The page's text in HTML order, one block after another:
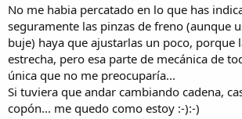
No me habia percatado en lo que has
seguramente las pinzas de freno (aunque
buje) haya que ajustarlas un poco, porque
estrecha, pero esa parte de mecánica de
única que no me preocuparía...
Si tuviera que andar cambiando cadena,
copón... me quedo como estoy :-):-)